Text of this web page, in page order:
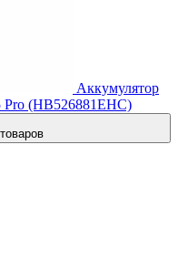
Аккумулятор
Pro (HB526881EHC)